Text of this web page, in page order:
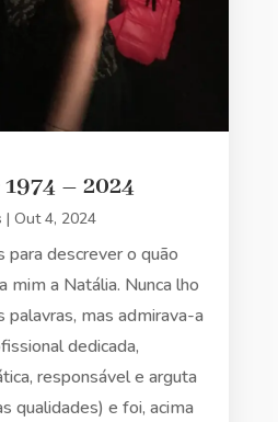
– 2024
| Out 4, 2024
para descrever o quão
mim a Natália. Nunca lho
palavras, mas admirava-a
dedicada,
responsável e arguta
qualidades) e foi, acima